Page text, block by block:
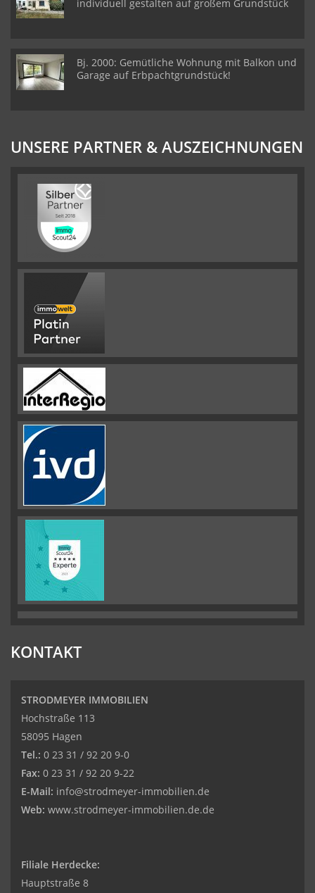
individuell gestalten auf großem Grundstück
Bj. 2000: Gemütliche Wohnung mit Balkon und
Garage auf Erbpachtgrundstück!
UNSERE PARTNER & AUSZEICHNUNGEN
KONTAKT
STRODMEYER IMMOBILIEN
Hochstraße 113
58095 Hagen
Tel.: 0 23 31 / 92 20 9-0
Fax: 0 23 31 / 92 20 9-22
E-Mail: info@strodmeyer-immobilien.de
Web: www.strodmeyer-immobilien.de.de
Filiale Herdecke:
Hauptstraße 8